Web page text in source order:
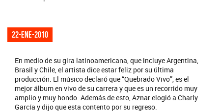
22-ene-2010
En medio de su gira latinoamericana, que incluye Argentina,
Brasil y Chile, el artista dice estar feliz por su última
producción. El músico declaró que “Quebrado Vivo”, es el
mejor álbum en vivo de su carrera y que es un recorrido muy
amplio y muy hondo. Además de esto, Aznar elogió a Charly
García y dijo que esta contento por su regreso.